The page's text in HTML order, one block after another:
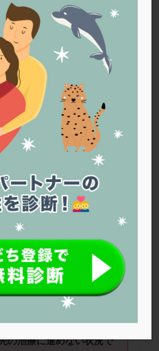
）■治療ステージ：体
期間：半年〜1年
けて採卵を2回しました
の治療に進めない状況で
，妊活クイズ
PCPS
PICSI
PPOS法
法 SLE
TESE
TRIO検査
ピリン
アンタゴニスト法
スリン抵抗性
ゲスタン
エコー
トロゲン
オビドレル
カウンセリング
カフェイン
カンジタ
クロミッド
フ
コロナウイルス
サプリ
サプリメント
ショート法
ステップアップ
スプリット